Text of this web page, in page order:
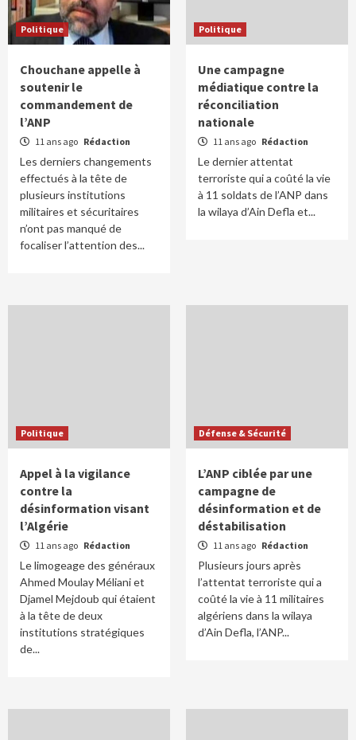
Politique
Chouchane appelle à
soutenir le
commandement de
l’ANP
11 ans ago Rédaction
Les derniers changements
effectués à la tête de
plusieurs institutions
militaires et sécuritaires
n’ont pas manqué de
focaliser l’attention des...
Politique
Une campagne
médiatique contre la
réconciliation
nationale
11 ans ago Rédaction
Le dernier attentat
terroriste qui a coûté la vie
à 11 soldats de l’ANP dans
la wilaya d’Ain Defla et...
Politique
Appel à la vigilance
contre la
désinformation visant
l’Algérie
11 ans ago Rédaction
Le limogeage des généraux
Ahmed Moulay Méliani et
Djamel Mejdoub qui étaient
à la tête de deux
institutions stratégiques
de...
Défense & Sécurité
L’ANP ciblée par une
campagne de
désinformation et de
déstabilisation
11 ans ago Rédaction
Plusieurs jours après
l’attentat terroriste qui a
coûté la vie à 11 militaires
algériens dans la wilaya
d’Ain Defla, l’ANP...